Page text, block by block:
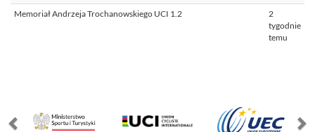
Memoriał Andrzeja Trochanowskiego UCI 1.2
2
tygodnie
temu